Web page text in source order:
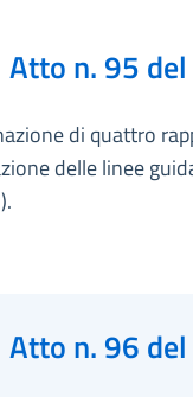
Atto n. 95
di quattro
delle linee
Atto n. 96